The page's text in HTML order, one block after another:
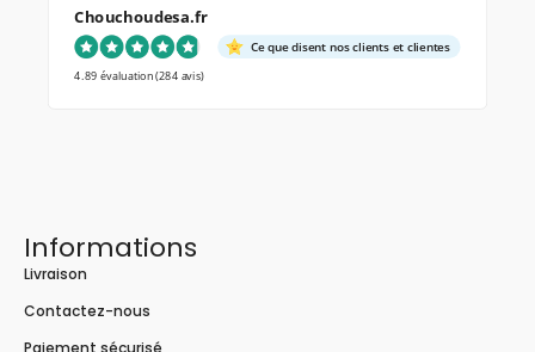
Chouchoudesa.fr
Ce que disent nos clients et clientes
4.89 évaluation(284 avis)
Informations
Livraison
Contactez-nous